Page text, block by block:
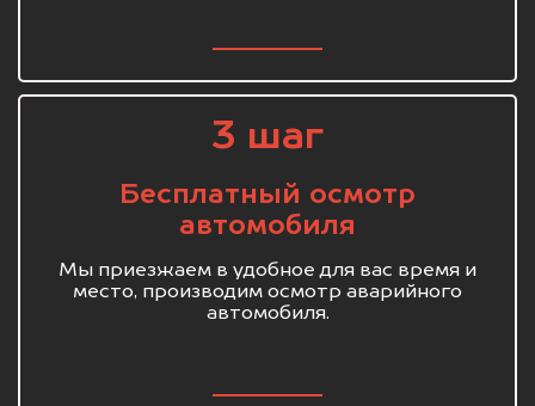
3 шаг
Бесплатный осмотр
автомобиля
Мы приезжаем в удобное для вас время и
место, производим осмотр аварийного
автомобиля.